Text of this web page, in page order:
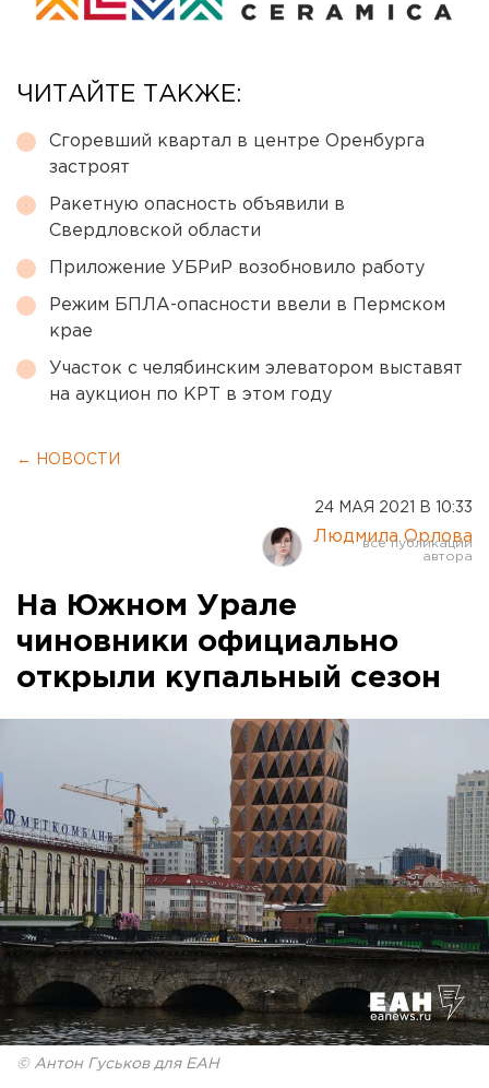
ЧИТАЙТЕ ТАКЖЕ:
Сгоревший квартал в центре Оренбурга
застроят
Ракетную опасность объявили в
Свердловской области
Приложение УБРиР возобновило работу
Режим БПЛА-опасности ввели в Пермском
крае
Участок с челябинским элеватором выставят
на аукцион по КРТ в этом году
← НОВОСТИ
24 МАЯ 2021 В 10:33
Людмила Орлова
На Южном Урале
чиновники официально
открыли купальный сезон
© Антон Гуськов для ЕАН